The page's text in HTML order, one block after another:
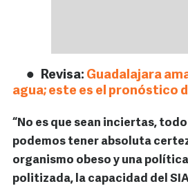
Revisa: Guadalajara
agua; este es el pronóstico
“No es que sean inciertas,
podemos tener absoluta
organismo obeso y una
politizada, la capacidad del